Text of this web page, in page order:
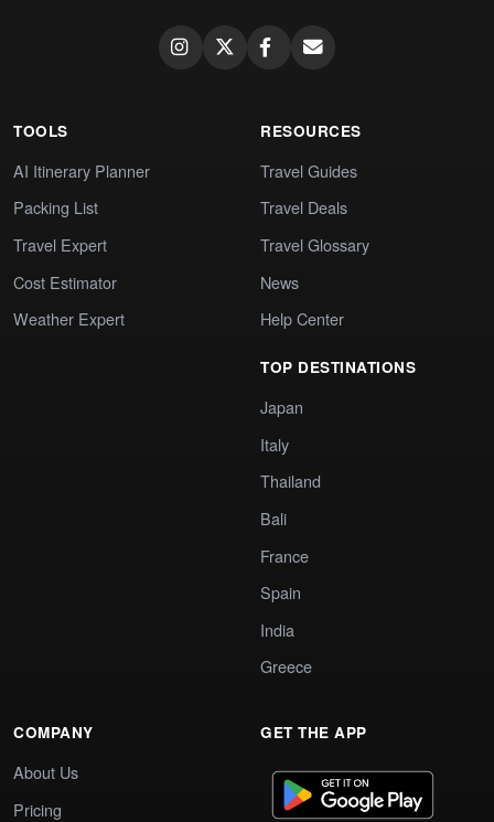
TOOLS
AI Itinerary Planner
Packing List
Travel Expert
Cost Estimator
Weather Expert
RESOURCES
Travel Guides
Travel Deals
Travel Glossary
News
Help Center
TOP DESTINATIONS
Japan
Italy
Thailand
Bali
France
Spain
India
Greece
COMPANY
About Us
Pricing
GET THE APP